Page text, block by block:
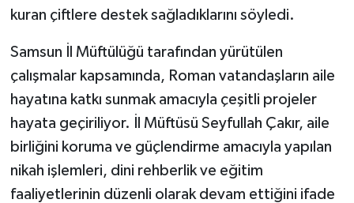
kuran çiftlere destek sağladıklarını söyledi.
Samsun İl Müftülüğü tarafından yürütülen
çalışmalar kapsamında, Roman vatandaşların aile
hayatına katkı sunmak amacıyla çeşitli projeler
hayata geçiriliyor. İl Müftüsü Seyfullah Çakır, aile
birliğini koruma ve güçlendirme amacıyla yapılan
nikah işlemleri, dini rehberlik ve eğitim
faaliyetlerinin düzenli olarak devam ettiğini ifade